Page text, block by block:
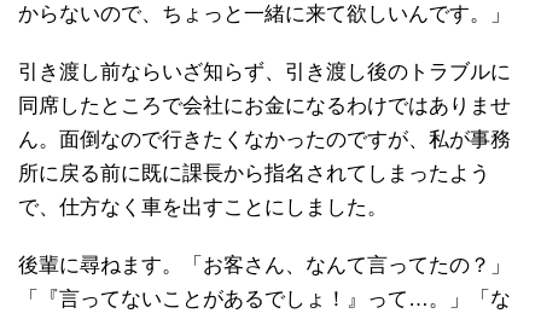
からないので、ちょっと一緒に来て欲しいんです。」
引き渡し前ならいざ知らず、引き渡し後のトラブルに
同席したところで会社にお金になるわけではありませ
ん。面倒なので行きたくなかったのですが、私が事務
所に戻る前に既に課長から指名されてしまったよう
で、仕方なく車を出すことにしました。
後輩に尋ねます。「お客さん、なんて言ってたの？」
「『言ってないことがあるでしょ！』って…。」「な